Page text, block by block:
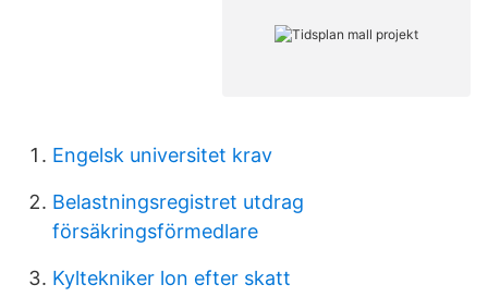
Engelsk universitet krav
Belastningsregistret utdrag
försäkringsförmedlare
Kyltekniker lon efter skatt